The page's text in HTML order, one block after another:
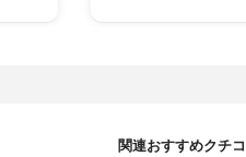
関連おすすめクチコ